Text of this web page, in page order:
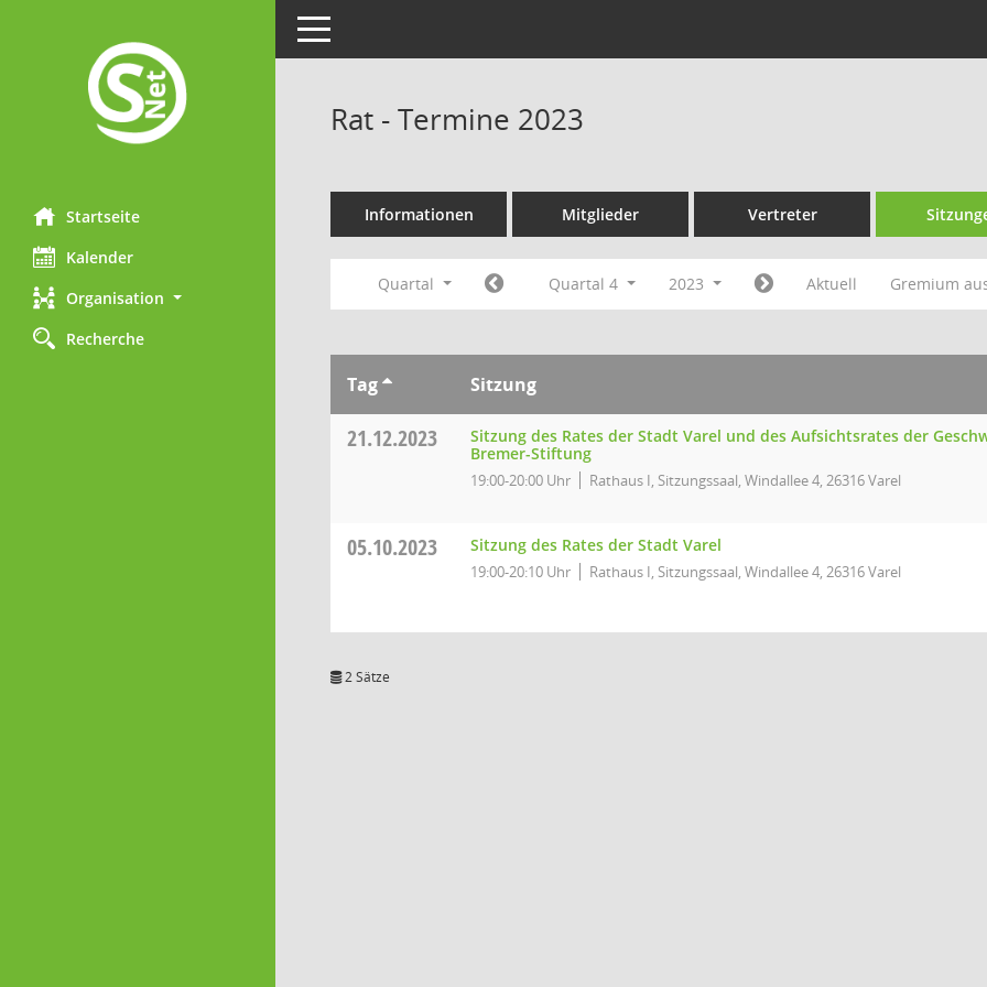
Startseite
Kalender
Organisation
Recherche
Toggle navigation
Rat - Termine 2023
Informationen Mitglieder Vertreter
Quartal Quartal 4 2023 Aktuell Gremium
Tag Sitzung
21.12.2023
Sitzung des Rates der Stadt Varel und des Aufsichtsrates der
Bremer-Stiftung
19:00-20:00 Uhr Rathaus I, Sitzungssaal, Windallee 4, 26316 Varel
05.10.2023 Sitzung des Rates der Stadt Varel
19:00-20:10 Uhr Rathaus I, Sitzungssaal, Windallee 4, 26316 Varel
2 Sätze